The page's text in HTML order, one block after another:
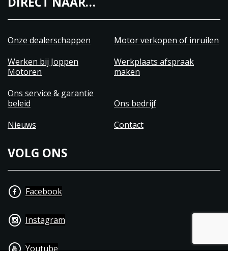
Onze dealerschappen
Motor verkopen of inruilen
Werken bij Joppen
Motoren
Werkplaats afspraak
maken
Ons service & garantie
beleid
Ons bedrijf
Nieuws
Contact
VOLG ONS
Facebook
Instagram
Youtube